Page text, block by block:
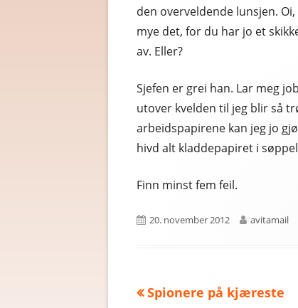
den overveldende lunsjen.
mye det, for du har jo et
av. Eller?
Sjefen er grei han. Lar meg
utover kvelden til jeg blir så
arbeidspapirene kan jeg jo
hivd alt kladdepapiret i
Finn minst fem feil.
Published
20. november 2012 Author
avitamail
Innleggsnavigasjon
Previous
Spionere på kjæreste